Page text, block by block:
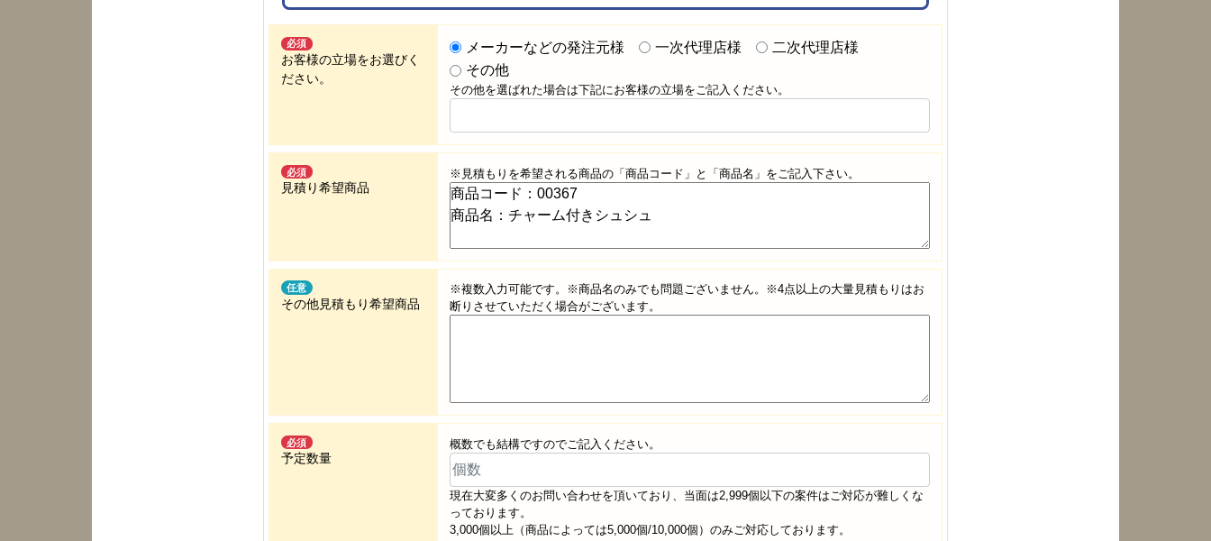
必須
お客様の立場をお選びく
ださい。
メーカーなどの発注元様 一次代理店様
二次代理店様
その他
その他を選ばれた場合は下記にお客様の立場をご記入ください。
必須
見積り希望商品
※見積もりを希望される商品の「商品コード」と「商品名」をご記入下さい。
任意
その他見積もり希望商品
※複数入力可能です。※商品名のみでも問題ございません。※4点以上の大量見積もりはお
断りさせていただく場合がございます。
必須
予定数量
概数でも結構ですのでご記入ください。
現在大変多くのお問い合わせを頂いており、当面は2,999個以下の案件はご対応が難しくな
っております。
3,000個以上（商品によっては5,000個/10,000個）のみご対応しております。